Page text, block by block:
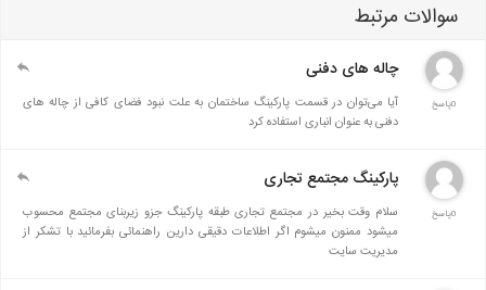
سوالات مرتبط
چاله های دفنی
آیا می‌توان در قسمت پارکینگ ساختمان به علت نبود فضای کافی از چاله های
دفنی به عنوان انباری استفاده کرد
پارکینگ مجتمع تجاری
سلام وقت بخیر در مجتمع تجاری طبقه پارکینگ جزو زیربنای مجتمع محسوب
میشود ممنون میشوم اگر اطلاعات دقیقی دارین راهنمائی بفرمائید با تشکر از
مدیریت سایت